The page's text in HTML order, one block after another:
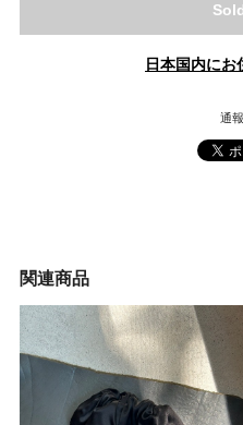
日本国内にお
通
関連商品